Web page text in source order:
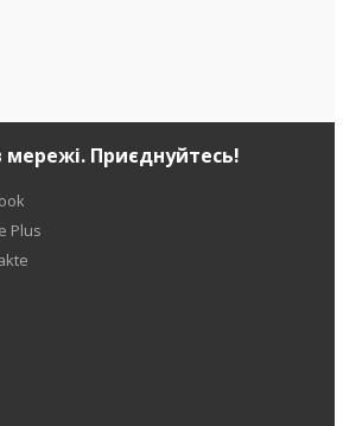
Приєднуйтесь!
Plus